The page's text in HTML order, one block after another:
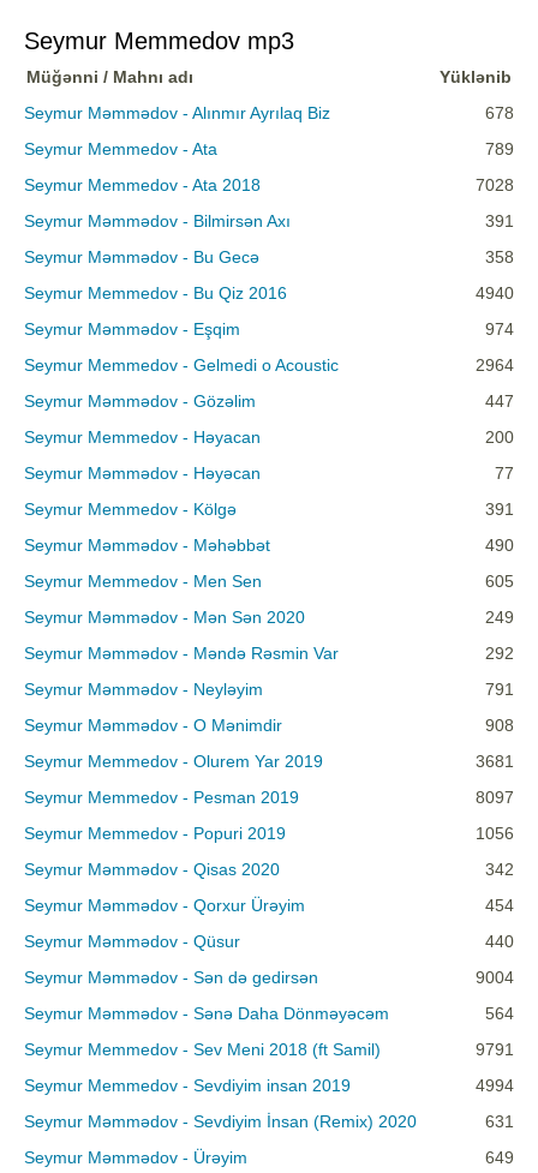
Seymur Memmedov mp3
Müğənni / Mahnı adı
Yüklənib
Seymur Məmmədov - Alınmır Ayrılaq Biz
678
Seymur Memmedov - Ata
789
Seymur Memmedov - Ata 2018
7028
Seymur Məmmədov - Bilmirsən Axı
391
Seymur Məmmədov - Bu Gecə
358
Seymur Memmedov - Bu Qiz 2016
4940
Seymur Məmmədov - Eşqim
974
Seymur Memmedov - Gelmedi o Acoustic
2964
Seymur Məmmədov - Gözəlim
447
Seymur Memmedov - Həyacan
200
Seymur Məmmədov - Həyəcan
77
Seymur Memmedov - Kölgə
391
Seymur Məmmədov - Məhəbbət
490
Seymur Memmedov - Men Sen
605
Seymur Məmmədov - Mən Sən 2020
249
Seymur Məmmədov - Məndə Rəsmin Var
292
Seymur Məmmədov - Neyləyim
791
Seymur Məmmədov - O Mənimdir
908
Seymur Memmedov - Olurem Yar 2019
3681
Seymur Memmedov - Pesman 2019
8097
Seymur Memmedov - Popuri 2019
1056
Seymur Məmmədov - Qisas 2020
342
Seymur Məmmədov - Qorxur Ürəyim
454
Seymur Məmmədov - Qüsur
440
Seymur Məmmədov - Sən də gedirsən
9004
Seymur Məmmədov - Sənə Daha Dönməyəcəm
564
Seymur Memmedov - Sev Meni 2018 (ft Samil)
9791
Seymur Memmedov - Sevdiyim insan 2019
4994
Seymur Məmmədov - Sevdiyim İnsan (Remix) 2020
631
Seymur Məmmədov - Ürəyim
649